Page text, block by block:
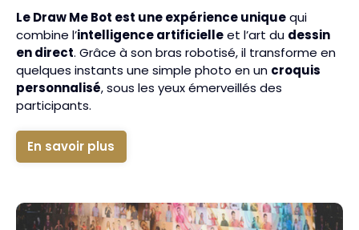
Le Draw Me Bot est une expérience uniquequi
combine l’intelligence artificielleet l’art du dessin
en direct. Grâce à son bras robotisé, il transforme en
quelques instants une simple photo en un croquis
personnalisé, sous les yeux émerveillés des
participants.
En savoir plus